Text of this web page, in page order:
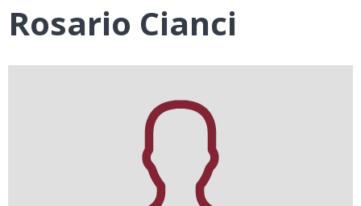
Rosario Cianci